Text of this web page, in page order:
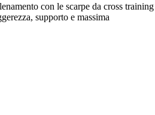
con le scarpe da cross training
supporto e massima